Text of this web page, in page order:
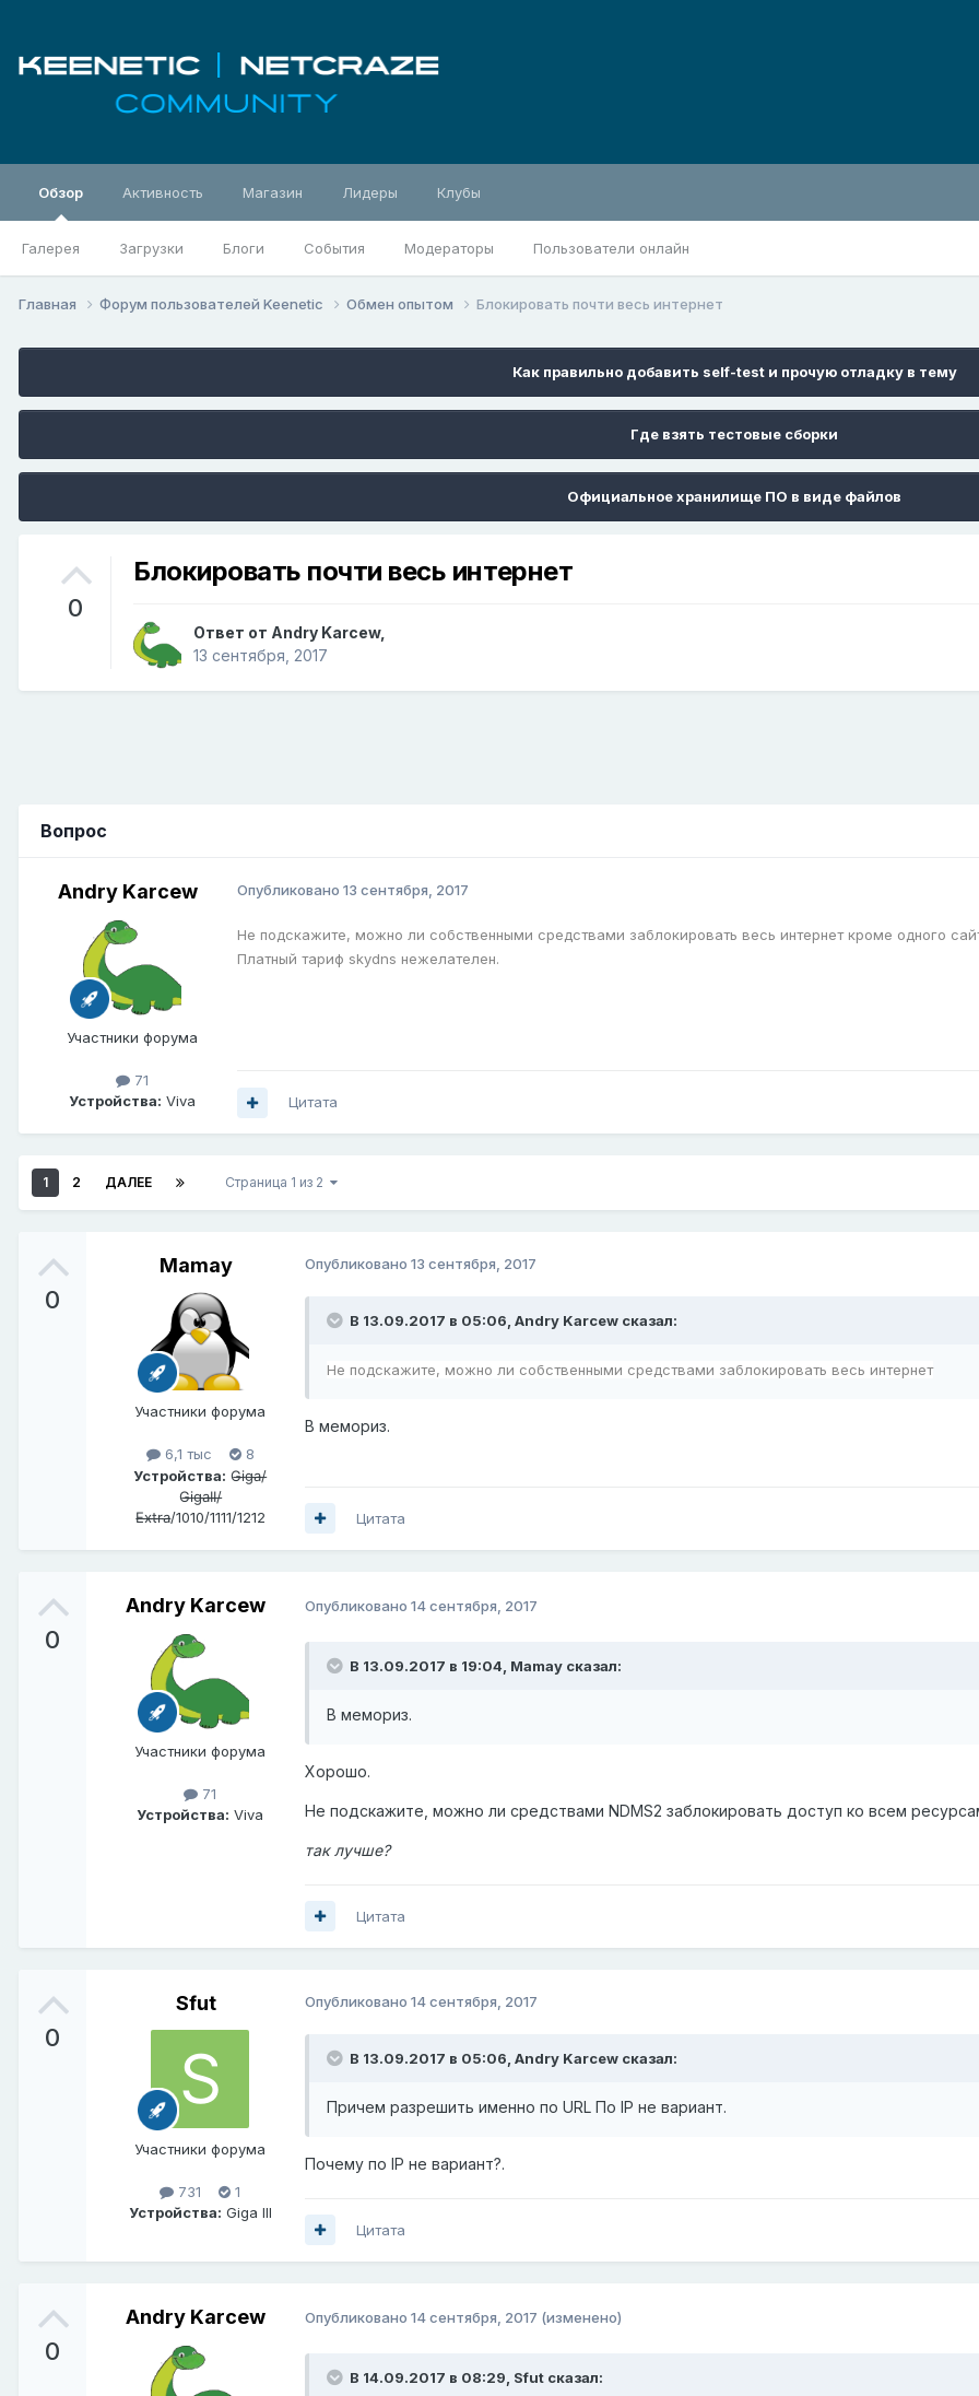
Обзор
Галерея Загрузки Блоги События Модераторы Пользователи онлайн
Активность Магазин Лидеры Клубы
Главная Форум пользователей Keenetic Обмен опытом Блокировать почти весь интернет
Как правильно добавить self-test и прочую отладку в тему
Где взять тестовые сборки
Официальное хранилище ПО в виде файлов
0
Блокировать почти весь интернет
Ответ от Andry Karcew,
13 сентября, 2017
Вопрос
Andry Karcew
Участники форума
71
Устройства: Viva
Опубликовано 13 сентября, 2017
Не подскажите, можно ли собственными средствами заблокировать весь интернет кроме одного
Платный тариф skydns нежелателен.
Цитата
1 2 ДАЛЕЕ Страница 1 из 2
0
Mamay
Участники форума
6,1 тыс
8
Устройства: G̶i̶g̶a̶/̶
G̶i̶g̶a̶I̶I̶/̶
E̶x̶t̶r̶a̶/1010/1111/1212
Опубликовано 13 сентября, 2017
В 13.09.2017 в 05:06, Andry Karcew сказал:
Не подскажите, можно ли собственными средствами заблокировать весь интернет
В мемориз.
Цитата
0
Andry Karcew
Участники форума
71
Устройства: Viva
Опубликовано 14 сентября, 2017
В 13.09.2017 в 19:04, Mamay сказал:
В мемориз.
Хорошо.
Не подскажите, можно ли средствами NDMS2 заблокировать доступ ко всем
так лучше?
Цитата
0
Sfut
Участники форума
731
1
Устройства: Giga III
Опубликовано 14 сентября, 2017
В 13.09.2017 в 05:06, Andry Karcew сказал:
Причем разрешить именно по URL По IP не вариант.
Почему по IP не вариант?.
Цитата
0
Andry Karcew Опубликовано 14 сентября, 2017 (изменено)
В 14.09.2017 в 08:29, Sfut сказал: